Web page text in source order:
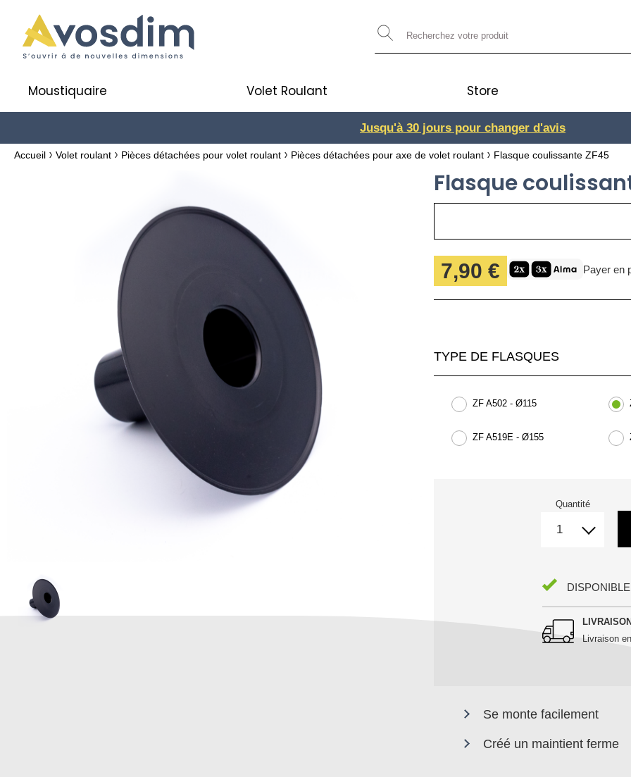
Moustiquaire Volet Roulant Store
3 ou 4x
Jusqu'à 30 jours pour changer d'avis
Accueil Volet roulant Pièces détachées pour volet roulant Pièces détachées pour axe de volet roulant Flasque coulissante ZF45
Flasque
7,90 € Payer en
TYPE DE FLASQUES
ZF A502 - Ø115
ZF A519E - Ø155
Quantité
DISPONIBLE
Livraison
Se monte facilement
Créé un maintient ferme